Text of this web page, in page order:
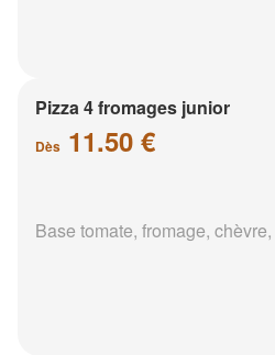
Pizza 4 fromages junior
Dès 11.50 €
Base tomate, fromage,